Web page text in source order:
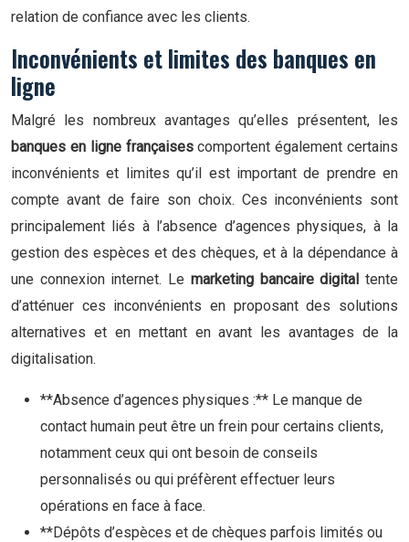
relation de confiance avec les clients.
Inconvénients et limites des banques en
ligne
Malgré les nombreux avantages qu’elles présentent, les
banques en ligne françaisescomportent également certains
inconvénients et limites qu’il est important de prendre en
compte avant de faire son choix. Ces inconvénients sont
principalement liés à l’absence d’agences physiques, à la
gestion des espèces et des chèques, et à la dépendance à
une connexion internet. Le marketing bancaire digitaltente
d’atténuer ces inconvénients en proposant des solutions
alternatives et en mettant en avant les avantages de la
digitalisation.
**Absence d’agences physiques :** Le manque de
contact humain peut être un frein pour certains clients,
notamment ceux qui ont besoin de conseils
personnalisés ou qui préfèrent effectuer leurs
opérations en face à face.
**Dépôts d’espèces et de chèques parfois limités ou